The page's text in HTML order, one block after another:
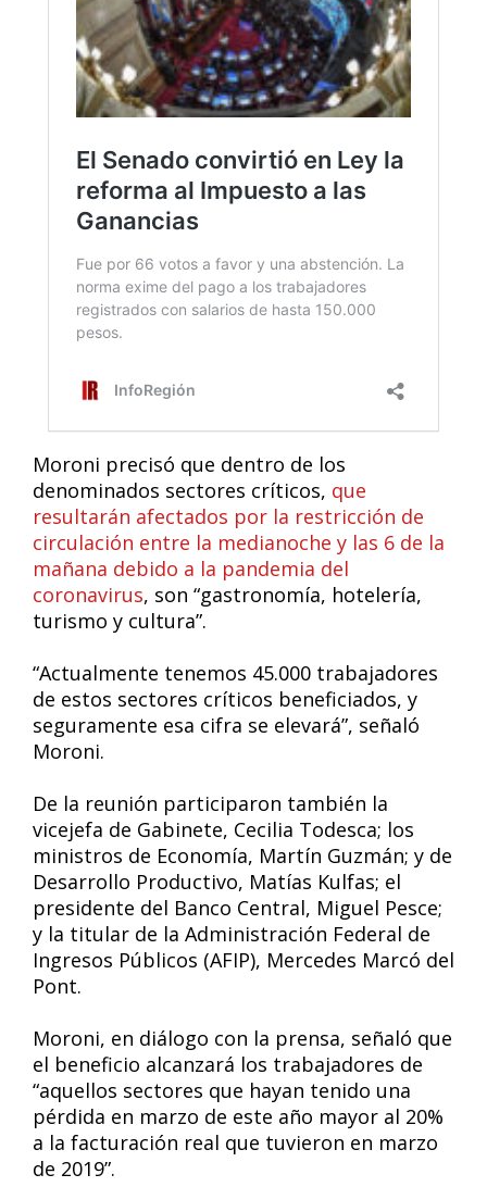
Moroni precisó que dentro de los
denominados sectores críticos, que
resultarán afectados por la restricción de
circulación entre la medianoche y las 6 de la
mañana debido a la pandemia del
coronavirus, son “gastronomía, hotelería,
turismo y cultura”.
“Actualmente tenemos 45.000 trabajadores
de estos sectores críticos beneficiados, y
seguramente esa cifra se elevará”, señaló
Moroni.
De la reunión participaron también la
vicejefa de Gabinete, Cecilia Todesca; los
ministros de Economía, Martín Guzmán; y de
Desarrollo Productivo, Matías Kulfas; el
presidente del Banco Central, Miguel Pesce;
y la titular de la Administración Federal de
Ingresos Públicos (AFIP), Mercedes Marcó del
Pont.
Moroni, en diálogo con la prensa, señaló que
el beneficio alcanzará los trabajadores de
“aquellos sectores que hayan tenido una
pérdida en marzo de este año mayor al 20%
a la facturación real que tuvieron en marzo
de 2019”.